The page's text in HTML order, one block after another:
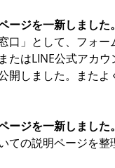
ージを一新しました。
口」として、フォ
たはLINE公式アカウ
開しました。またよ
ージを一新しました。
ての説明ページを整